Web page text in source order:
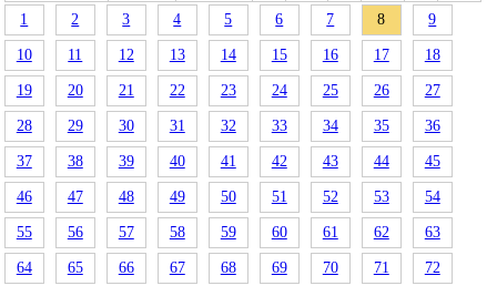
1 2 3 4 5 6 7 8 9
10 11 12 13 14 15 16 17 18
19 20 21 22 23 24 25 26 27
28 29 30 31 32 33 34 35 36
37 38 39 40 41 42 43 44 45
46 47 48 49 50 51 52 53 54
55 56 57 58 59 60 61 62 63
64 65 66 67 68 69 70 71 72